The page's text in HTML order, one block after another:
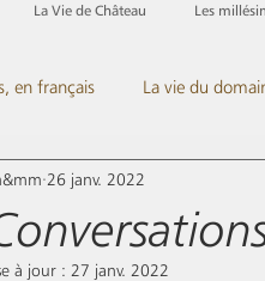
La Vie de Château Les
en français La vie du
Tout en rose
26 janv. 2022
à jour : 27 janv. 2022